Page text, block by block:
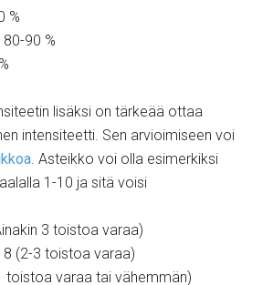
%
90 %
lisäksi on tärkeää ottaa
intensiteetti. Sen arvioimiseen voi
. Asteikko voi olla esimerkiksi
1-10 ja sitä voisi
3 toistoa varaa)
(2-3 toistoa varaa)
toistoa varaa tai vähemmän)